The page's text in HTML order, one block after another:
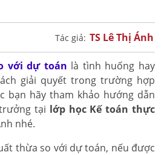
Tác giả: TS Lê Thị Ánh
với dự toán là tình huống hay
giải quyết trong trường hợp
bạn hãy tham khảo hướng dẫn
tại lớp học Kế toán thực
nhé.
thừa so với dự toán, nếu được